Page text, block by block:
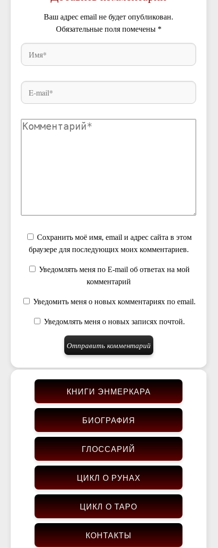
Ваш адрес email не будет опубликован.
Обязательные поля помечены *
Сохранить моё имя, email и адрес сайта в этом
браузере для последующих моих комментариев.
Уведомлять меня по E-mail об ответах на мой
комментарий
Уведомить меня о новых комментариях по email.
Уведомлять меня о новых записях почтой.
КНИГИ ЭНМЕРКАРА
БИОГРАФИЯ
ГЛОССАРИЙ
ЦИКЛ О РУНАХ
ЦИКЛ О ТАРО
КОНТАКТЫ